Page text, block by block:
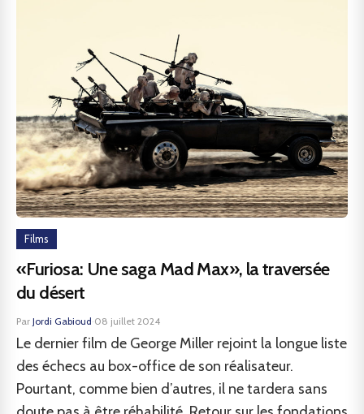
Films
«Furiosa: Une saga Mad Max», la traversée
du désert
Par Jordi Gabioud·08 juillet 2024
Le dernier film de George Miller rejoint la longue liste
des échecs au box-office de son réalisateur.
Pourtant, comme bien d’autres, il ne tardera sans